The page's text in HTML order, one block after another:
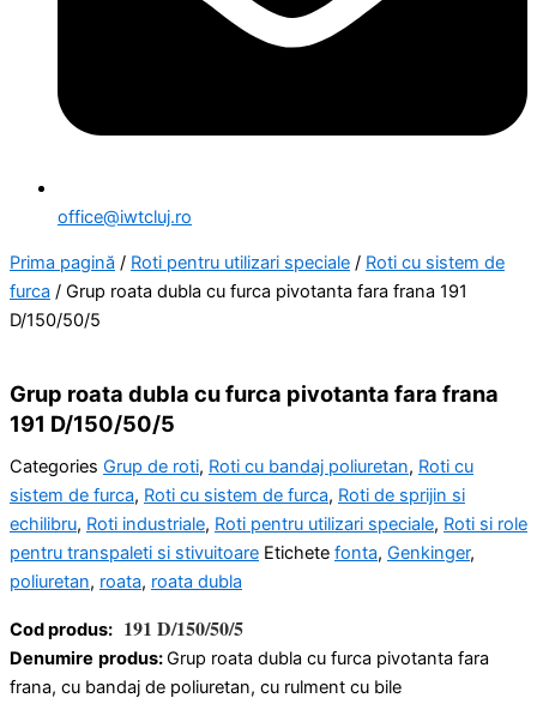
office@iwtcluj.ro
Prima pagină / Roti pentru utilizari speciale / Roti cu sistem de
furca / Grup roata dubla cu furca pivotanta fara frana 191
D/150/50/5
Grup roata dubla cu furca pivotanta fara frana
191 D/150/50/5
Categories Grup de roti, Roti cu bandaj poliuretan, Roti cu
sistem de furca, Roti cu sistem de furca, Roti de sprijin si
echilibru, Roti industriale, Roti pentru utilizari speciale, Roti si role
pentru transpaleti si stivuitoare Etichete fonta, Genkinger,
poliuretan, roata, roata dubla
Cod produs: 191 D/150/50/5
Denumire produs:Grup roata dubla cu furca pivotanta fara
frana, cu bandaj de poliuretan, cu rulment cu bile